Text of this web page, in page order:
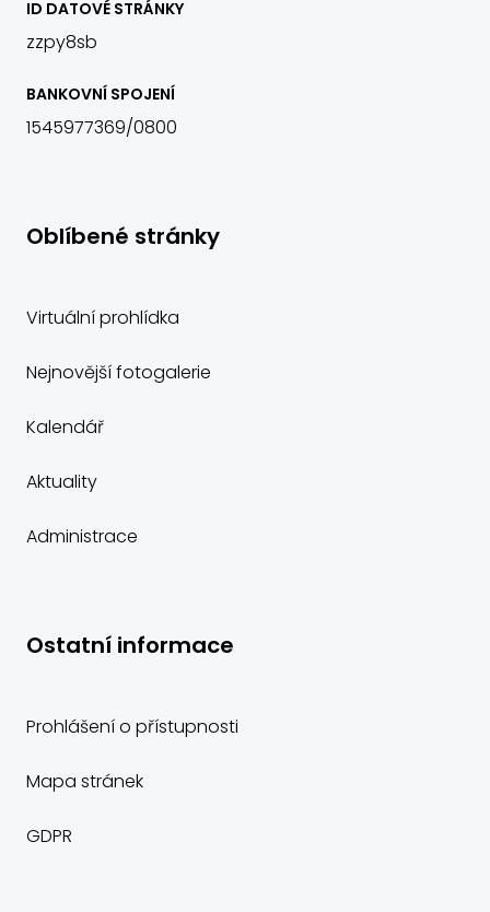
ID DATOVÉ STRÁNKY
zzpy8sb
BANKOVNÍ SPOJENÍ
1545977369/0800
Oblíbené stránky
Virtuální prohlídka
Nejnovější fotogalerie
Kalendář
Aktuality
Administrace
Ostatní informace
Prohlášení o přístupnosti
Mapa stránek
GDPR